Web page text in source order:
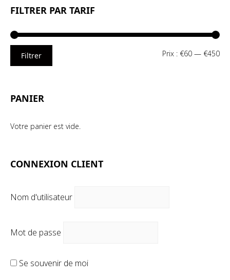
FILTRER PAR TARIF
Filtrer Prix : €60 — €450
PANIER
Votre panier est vide.
CONNEXION CLIENT
Nom d'utilisateur
Mot de passe
Se souvenir de moi